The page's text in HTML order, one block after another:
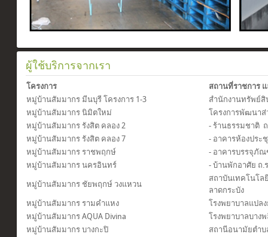
ผู้ใช้บริการจากเรา
โครงการ
สถานที่ราชการ
หมู่บ้านสัมมากร มีนบุรี โครงการ 1-3
สำนักงานทรัพย์
หมู่บ้านสัมมากร นิมิตใหม่
โครงการพัฒนาส่
หมู่บ้านสัมมากร รังสิต คลอง 2
- ร้านธรรมชาติ
หมู่บ้านสัมมากร รังสิต คลอง 7
- อาคารห้องประ
หมู่บ้านสัมมากร ราชพฤกษ์
- อาคารบรรจุภั
หมู่บ้านสัมมากร นครอินทร์
- บ้านพักอาศัย ถ.
หมู่บ้านสัมมากร ชัยพฤกษ์ วงแหวน
สถาบันเทคโนโล
ลาดกระบัง
หมู่บ้านสัมมากร รามคำแหง
โรงพยาบาลแปลง
หมู่บ้านสัมมากร AQUA Divina
โรงพยาบาลบาง
หมู่บ้านสัมมากร บางกะปิ
สถานีอนามัยตำบ